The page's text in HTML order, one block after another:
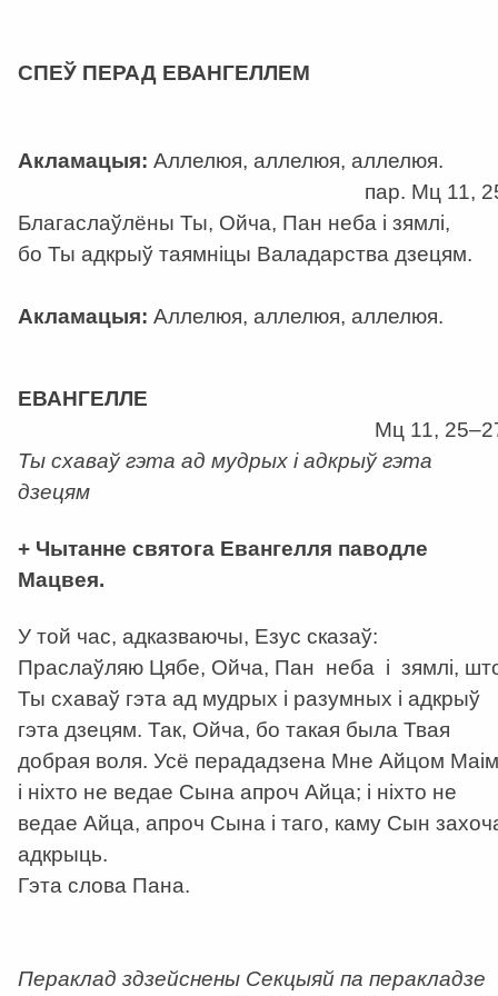
СПЕЎ ПЕРАД ЕВАНГЕЛЛЕМ
Акламацыя: Аллелюя, аллелюя, аллелюя.
пар. Мц 11,
Благаслаўлёны Ты, Ойча, Пан неба і зямлі,
бо Ты адкрыў таямніцы Валадарства дзецям.
Акламацыя: Аллелюя, аллелюя, аллелюя.
ЕВАНГЕЛЛЕ
Мц 11,
Ты схаваў гэта ад мудрых і адкрыў гэта
дзецям
+ Чытанне святога Евангелля паводле
Мацвея.
У той час, адказваючы, Езус сказаў:
Праслаўляю Цябе, Ойча, Пан неба і зямлі,
Ты схаваў гэта ад мудрых і разумных і адкрыў
гэта дзецям. Так, Ойча, бо такая была Твая
добрая воля. Усё перададзена Мне Айцом
і ніхто не ведае Сына апроч Айца; і ніхто не
ведае Айца, апроч Сына і таго, каму Сын
адкрыць.
Гэта слова Пана.
Пераклад здзейснены Секцыяй па перакладзе